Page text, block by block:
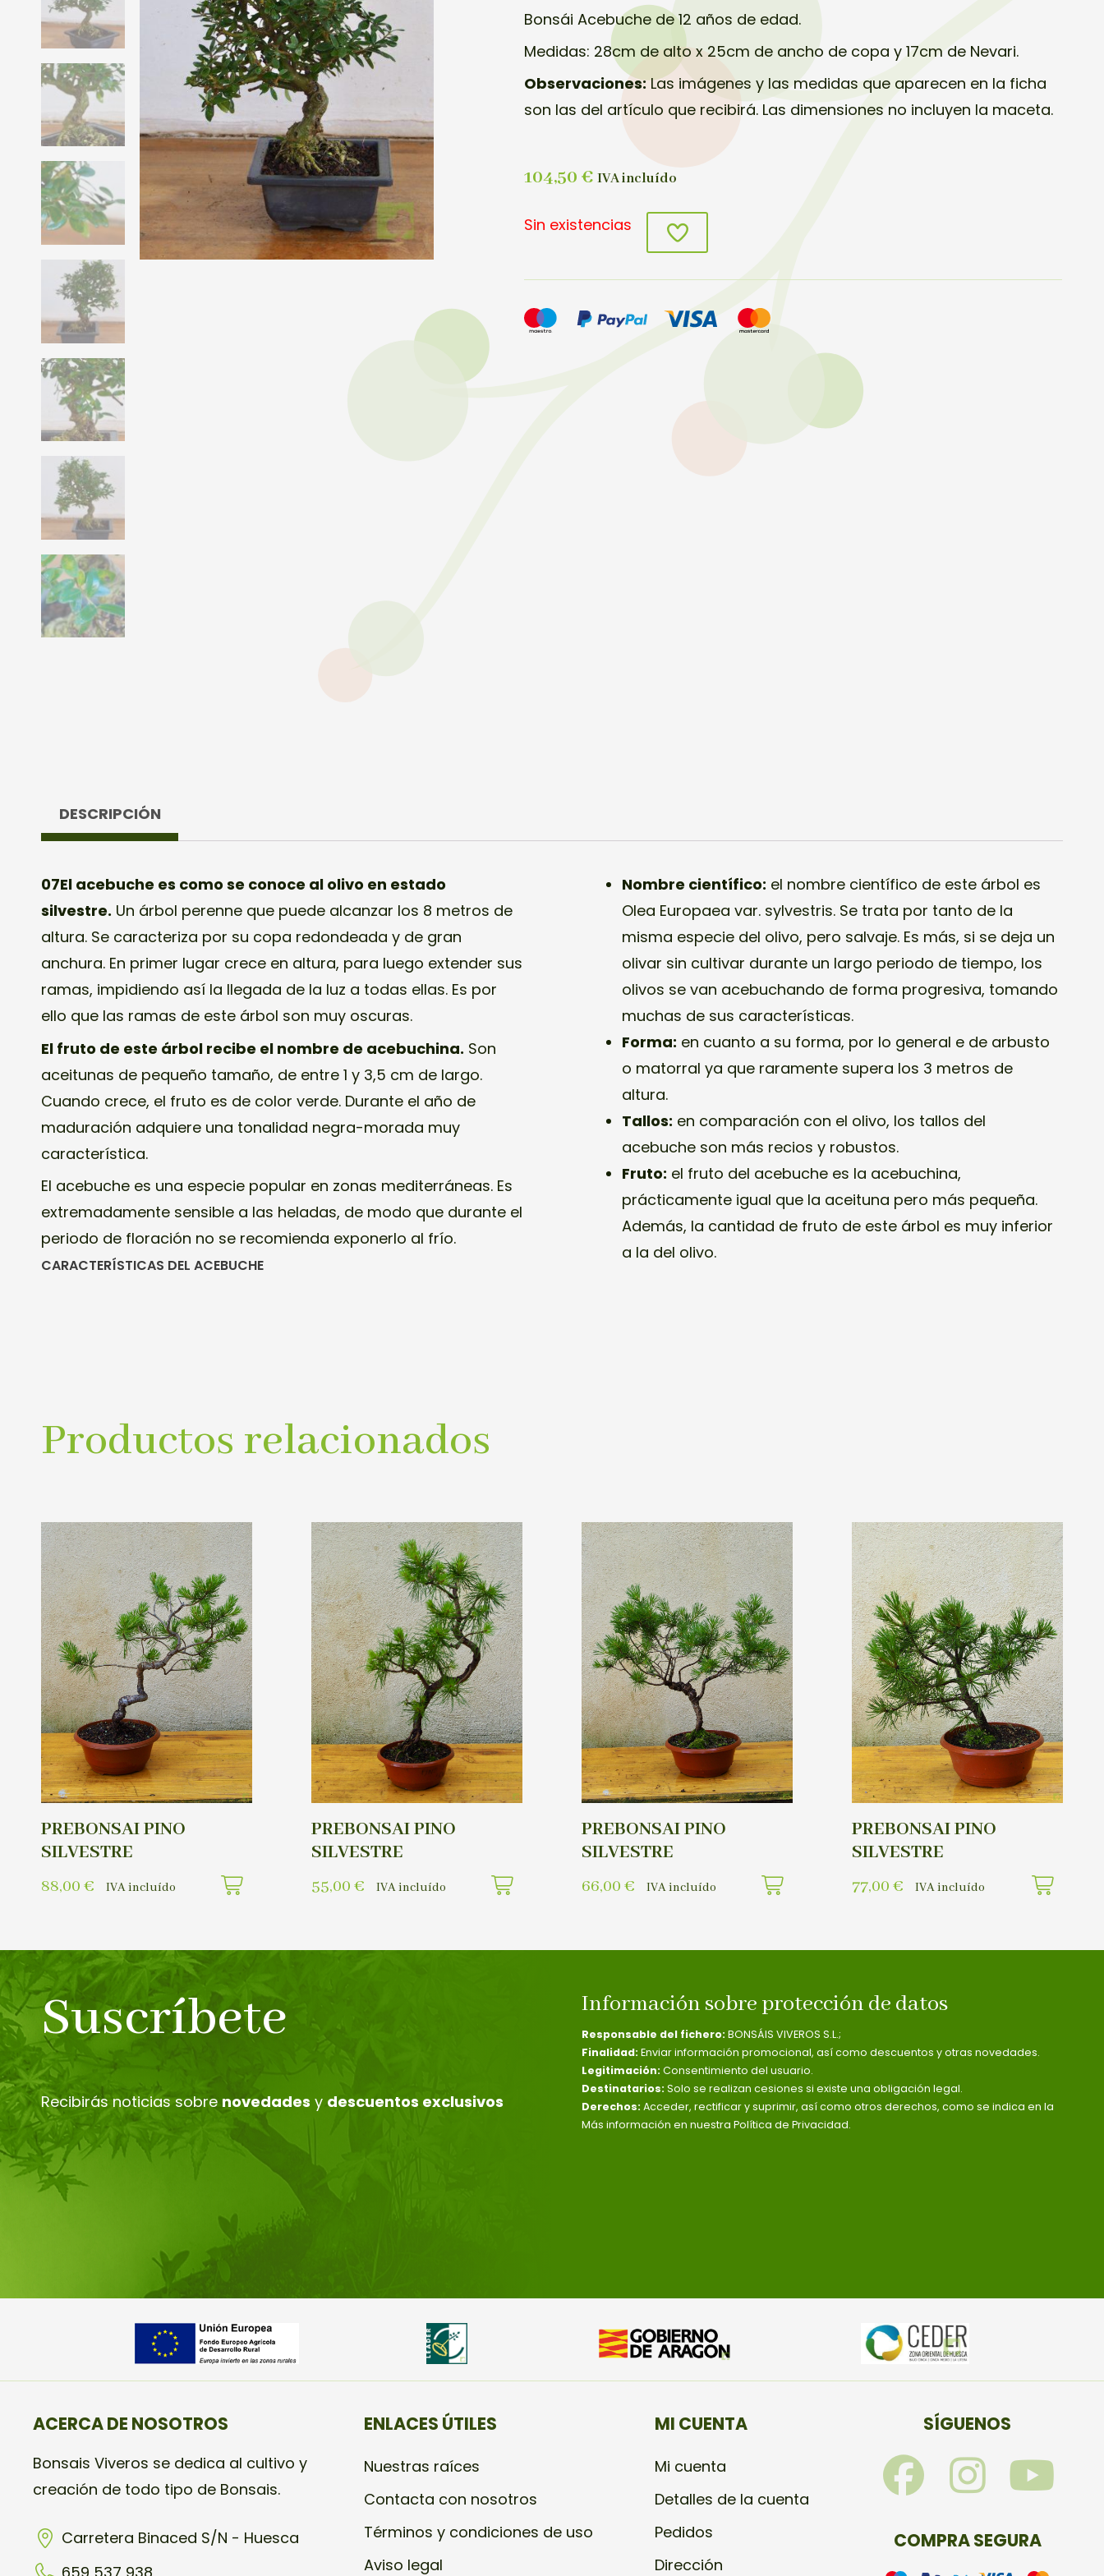
Bonsái Acebuche de 12 años de edad.
Medidas: 28cm de alto x 25cm de ancho de copa y 17cm de Nevari.
Observaciones:Las imágenes y las medidas que aparecen en la ficha
son las del artículo que recibirá. Las dimensiones no incluyen la maceta.
104,50€ IVA incluído
Sin existencias
DESCRIPCIÓN
07El acebuche es como se conoce al olivo en estado
silvestre. Un árbol perenne que puede alcanzar los 8 metros de
altura. Se caracteriza por su copa redondeada y de gran
anchura. En primer lugar crece en altura, para luego extender sus
ramas, impidiendo así la llegada de la luz a todas ellas. Es por
ello que las ramas de este árbol son muy oscuras.
El fruto de este árbol recibe el nombre de acebuchina. Son
aceitunas de pequeño tamaño, de entre 1 y 3,5 cm de largo.
Cuando crece, el fruto es de color verde. Durante el año de
maduración adquiere una tonalidad negra-morada muy
característica.
El acebuche es una especie popular en zonas mediterráneas. Es
extremadamente sensible a las heladas, de modo que durante el
periodo de floración no se recomienda exponerlo al frío.
CARACTERÍSTICAS DEL ACEBUCHE
Nombre científico: el nombre científico de este árbol es
Olea Europaea var. sylvestris. Se trata por tanto de la
misma especie del olivo, pero salvaje. Es más, si se deja un
olivar sin cultivar durante un largo periodo de tiempo, los
olivos se van acebuchando de forma progresiva, tomando
muchas de sus características.
Forma: en cuanto a su forma, por lo general e de arbusto
o matorral ya que raramente supera los 3 metros de
altura.
Tallos: en comparación con el olivo, los tallos del
acebuche son más recios y robustos.
Fruto: el fruto del acebuche es la acebuchina,
prácticamente igual que la aceituna pero más pequeña.
Además, la cantidad de fruto de este árbol es muy inferior
a la del olivo.
Productos relacionados
PREBONSAI PINO
SILVESTRE
88,00 € IVA incluído
PREBONSAI PINO
SILVESTRE
55,00 € IVA incluído
PREBONSAI PINO
SILVESTRE
66,00 € IVA incluído
PREBONSAI PINO
SILVESTRE
77,00 € IVA incluído
Suscríbete
Recibirás noticias sobre novedades y descuentos exclusivos
Información sobre protección de datos
Responsable del fichero: BONSÁIS VIVEROS S.L.;
Finalidad: Enviar información promocional, así como descuentos y otras novedades.
Legitimación: Consentimiento del usuario.
Destinatarios: Solo se realizan cesiones si existe una obligación legal.
Derechos: Acceder, rectificar y suprimir, así como otros derechos, como se indica en la
Más información en nuestra Política de Privacidad.
ACERCA DE NOSOTROS
Bonsais Viveros se dedica al cultivo y
creación de todo tipo de Bonsais.
Carretera Binaced S/N - Huesca
ENLACES ÚTILES
Nuestras raíces
Contacta con nosotros
Términos y condiciones de uso
Aviso legal
MI CUENTA
Mi cuenta
Detalles de la cuenta
Pedidos
Dirección
SÍGUENOS
F
a
c
I
n
s
Y
u
COMPRA SEGURA